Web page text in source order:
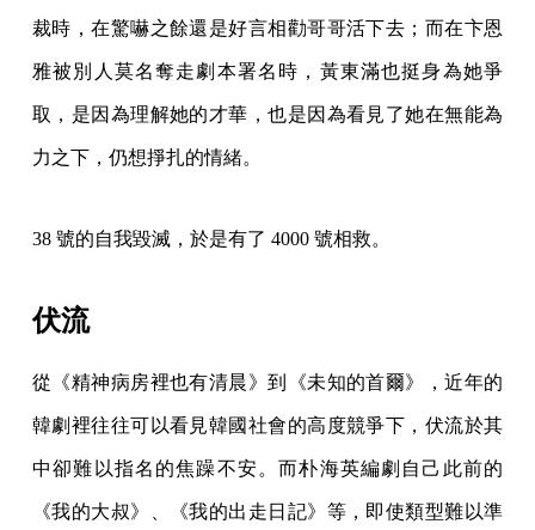
裁時，在驚嚇之餘還是好言相勸哥哥活下去；而在卞恩
雅被別人莫名奪走劇本署名時，黃東滿也挺身為她爭
取，是因為理解她的才華，也是因為看見了她在無能為
力之下，仍想掙扎的情緒。
38 號的自我毀滅，於是有了 4000 號相救。
伏流
從《精神病房裡也有清晨》到《未知的首爾》，近年的
韓劇裡往往可以看見韓國社會的高度競爭下，伏流於其
中卻難以指名的焦躁不安。而朴海英編劇自己此前的
《我的大叔》、《我的出走日記》等，即使類型難以準